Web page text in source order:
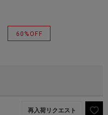
60%OFF
再入荷リクエスト